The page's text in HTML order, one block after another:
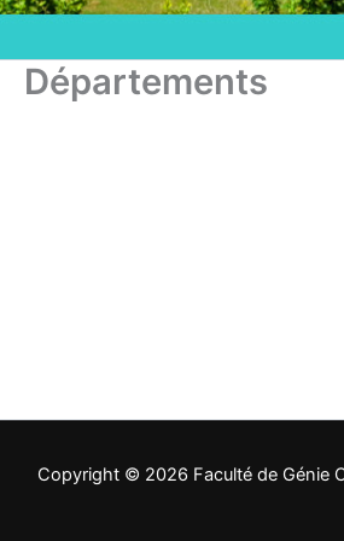
Départements
Copyright © 2026 Faculté de Génie